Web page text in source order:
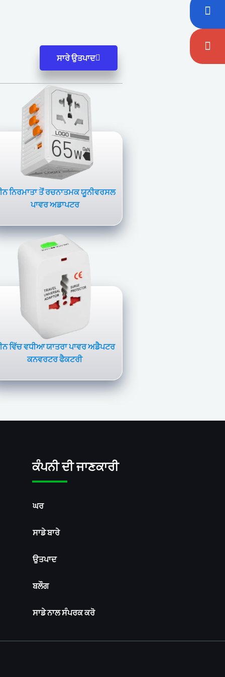
ਸਾਰੇ ਉਤਪਾਦ
ਨਿਰਮਾਤਾ ਤੋਂ ਰਚਨਾਤਮਕ ਯੂਨੀਵਰਸਲ
ਪਾਵਰ ਅਡਾਪਟਰ
ਵਿੱਚ ਵਧੀਆ ਯਾਤਰਾ ਪਾਵਰ ਅਡੈਪਟਰ
ਕਨਵਰਟਰ ਫੈਕਟਰੀ
ਕੰਪਨੀ ਦੀ ਜਾਣਕਾਰੀ
ਘਰ
ਸਾਡੇ ਬਾਰੇ
ਉਤਪਾਦ
ਬਲੌਗ
ਸਾਡੇ ਨਾਲ ਸੰਪਰਕ ਕਰੋ